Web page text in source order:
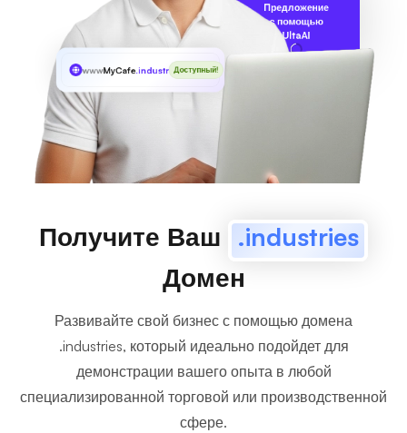
Предложение
с помощью
UltaAI
wwwMyCafe.industriesДоступный!
Получите Ваш .industries
Домен
Развивайте свой бизнес с помощью домена
.industries, который идеально подойдет для
демонстрации вашего опыта в любой
специализированной торговой или производственной
сфере.